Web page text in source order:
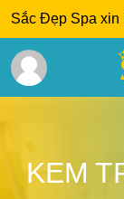
Sắc Đẹp Spa xin
KEM